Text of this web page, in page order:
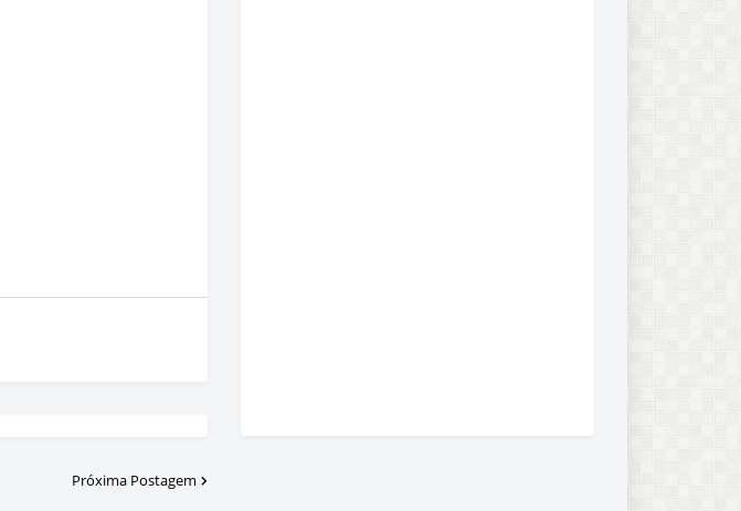
Próxima Postagem